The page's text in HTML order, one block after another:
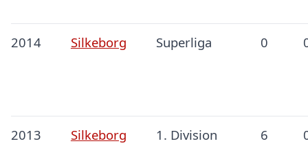
2014 Silkeborg Superliga 0
2013 Silkeborg 1. Division 6